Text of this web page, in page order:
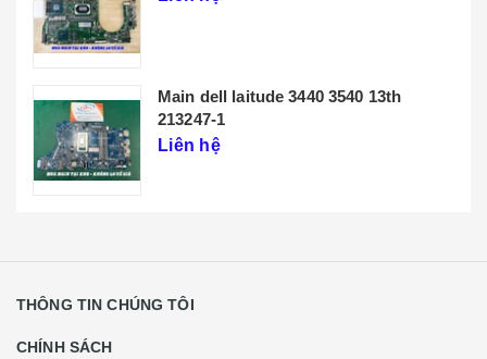
THÔNG TIN CHÚNG TÔI
CHÍNH SÁCH